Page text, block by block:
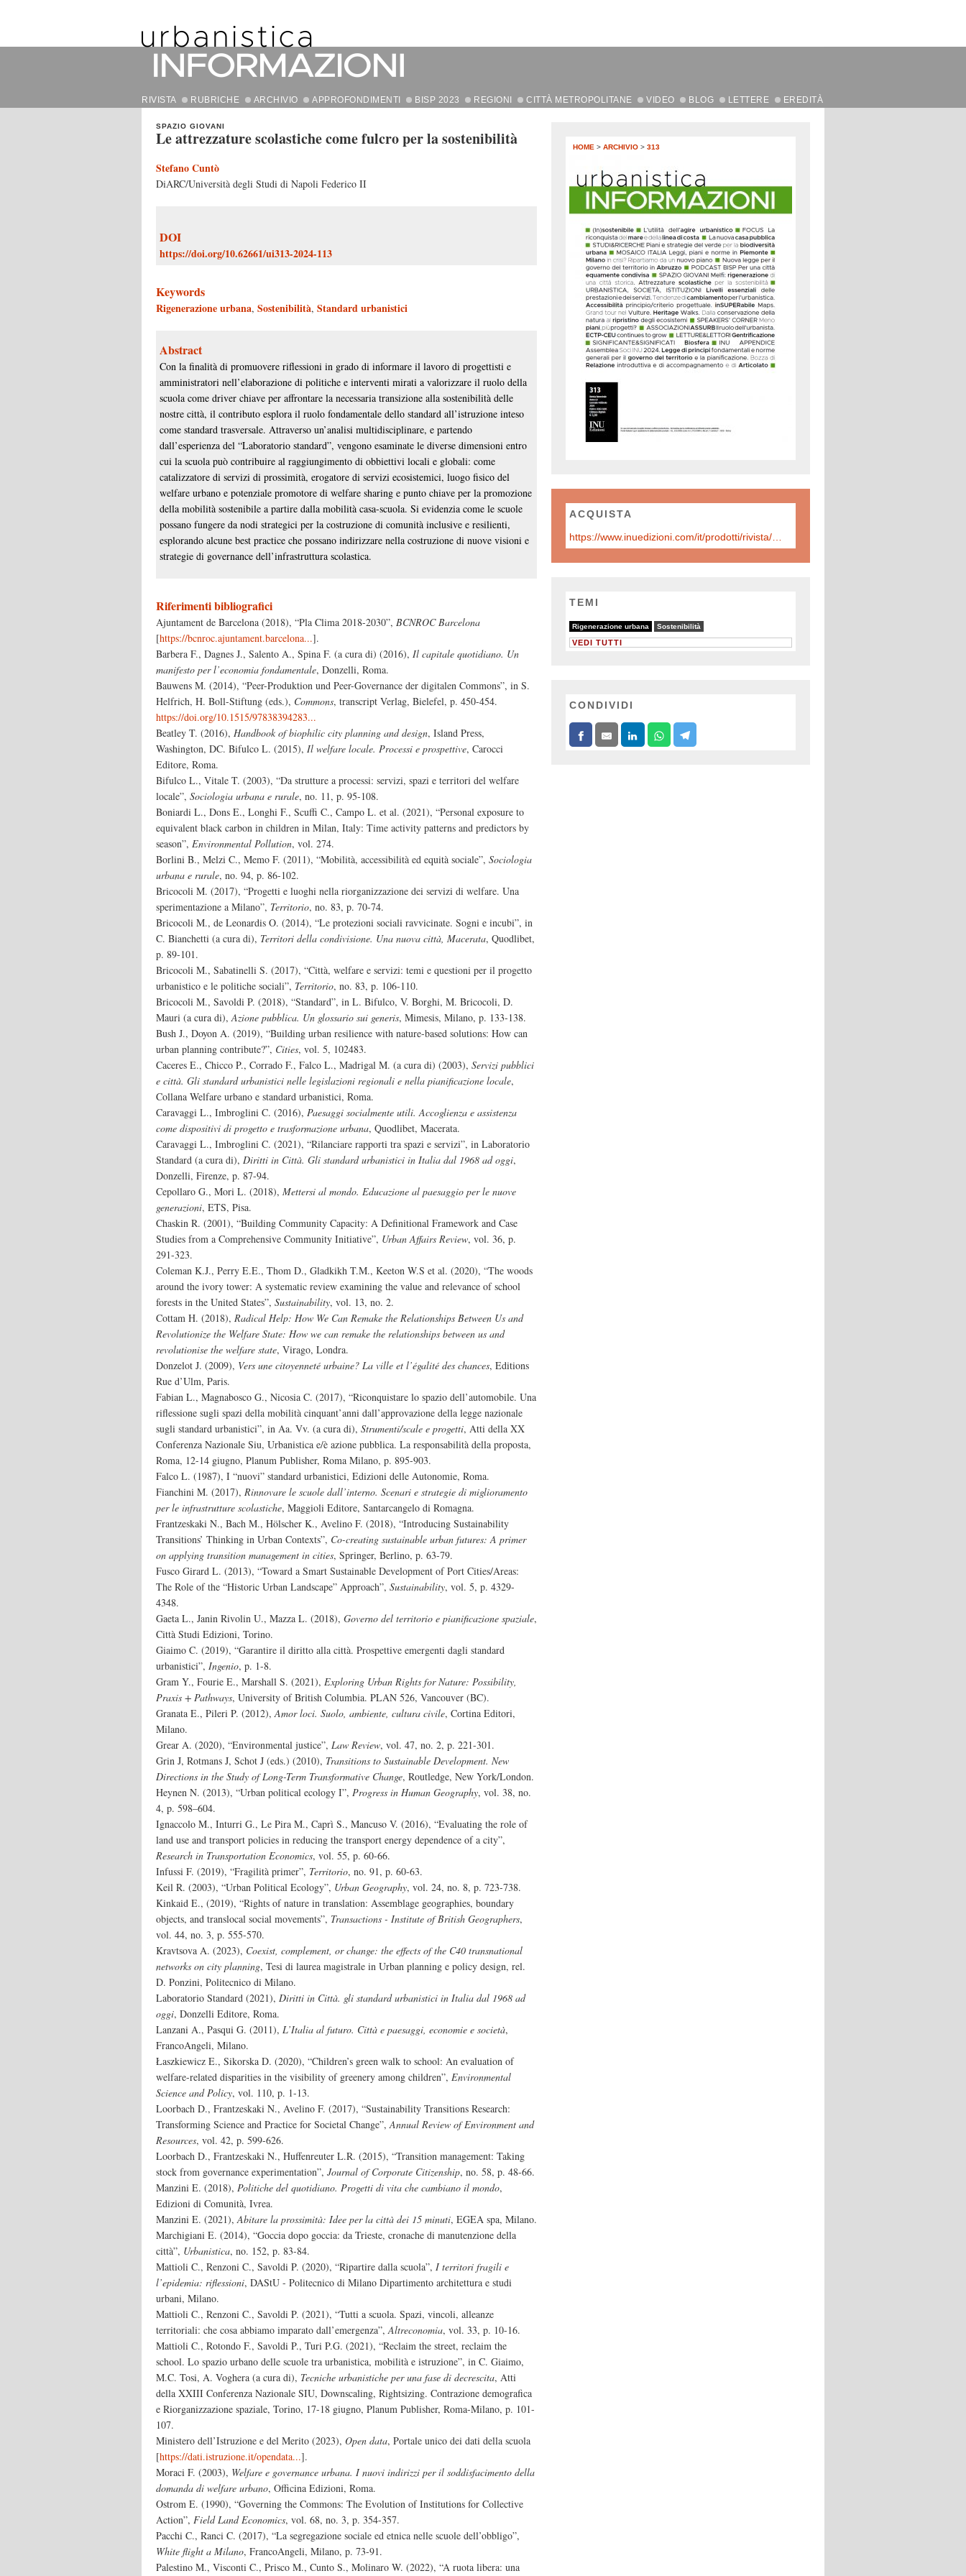
RIVISTA RUBRICHE ARCHIVIO APPROFONDIMENTI BISP 2023 REGIONI CITTÀ METROPOLITANE VIDEO BLOG LETTERE EREDITÀ
SPAZIO GIOVANI
Le attrezzature scolastiche come fulcro per la sostenibilità
Stefano Cuntò
DiARC/Università degli Studi di Napoli Federico II
DOI
https://doi.org/10.62661/ui313-2024-113
Keywords
Rigenerazione urbana, Sostenibilità, Standard urbanistici
Abstract
Con la finalità di promuovere riflessioni in grado di informare il lavoro di progettisti e
amministratori nell’elaborazione di politiche e interventi mirati a valorizzare il ruolo della
scuola come driver chiave per affrontare la necessaria transizione alla sostenibilità delle
nostre città, il contributo esplora il ruolo fondamentale dello standard all’istruzione inteso
come standard trasversale. Attraverso un’analisi multidisciplinare, e partendo
dall’esperienza del “Laboratorio standard”, vengono esaminate le diverse dimensioni entro
cui la scuola può contribuire al raggiungimento di obbiettivi locali e globali: come
catalizzatore di servizi di prossimità, erogatore di servizi ecosistemici, luogo fisico del
welfare urbano e potenziale promotore di welfare sharing e punto chiave per la promozione
della mobilità sostenibile a partire dalla mobilità casa-scuola. Si evidenzia come le scuole
possano fungere da nodi strategici per la costruzione di comunità inclusive e resilienti,
esplorando alcune best practice che possano indirizzare nella costruzione di nuove visioni e
strategie di governance dell’infrastruttura scolastica.
Riferimenti bibliografici
Ajuntament de Barcelona (2018), “Pla Clima 2018-2030”, BCNROC Barcelona
[https://bcnroc.ajuntament.barcelona...].
Barbera F., Dagnes J., Salento A., Spina F. (a cura di) (2016), Il capitale quotidiano. Un
manifesto per l’economia fondamentale, Donzelli, Roma.
Bauwens M. (2014), “Peer-Produktion und Peer-Governance der digitalen Commons”, in S.
Helfrich, H. Boll-Stiftung (eds.), Commons, transcript Verlag, Bielefel, p. 450-454.
https://doi.org/10.1515/97838394283...
Beatley T. (2016), Handbook of biophilic city planning and design, Island Press,
Washington, DC. Bifulco L. (2015), Il welfare locale. Processi e prospettive, Carocci
Editore, Roma.
Bifulco L., Vitale T. (2003), “Da strutture a processi: servizi, spazi e territori del welfare
locale”, Sociologia urbana e rurale, no. 11, p. 95-108.
Boniardi L., Dons E., Longhi F., Scuffi C., Campo L. et al. (2021), “Personal exposure to
equivalent black carbon in children in Milan, Italy: Time activity patterns and predictors by
season”, Environmental Pollution, vol. 274.
Borlini B., Melzi C., Memo F. (2011), “Mobilità, accessibilità ed equità sociale”, Sociologia
urbana e rurale, no. 94, p. 86-102.
Bricocoli M. (2017), “Progetti e luoghi nella riorganizzazione dei servizi di welfare. Una
sperimentazione a Milano”, Territorio, no. 83, p. 70-74.
Bricocoli M., de Leonardis O. (2014), “Le protezioni sociali ravvicinate. Sogni e incubi”, in
C. Bianchetti (a cura di), Territori della condivisione. Una nuova città, Macerata, Quodlibet,
p. 89-101.
Bricocoli M., Sabatinelli S. (2017), “Città, welfare e servizi: temi e questioni per il progetto
urbanistico e le politiche sociali”, Territorio, no. 83, p. 106-110.
Bricocoli M., Savoldi P. (2018), “Standard”, in L. Bifulco, V. Borghi, M. Bricocoli, D.
Mauri (a cura di), Azione pubblica. Un glossario sui generis, Mimesis, Milano, p. 133-138.
Bush J., Doyon A. (2019), “Building urban resilience with nature-based solutions: How can
urban planning contribute?”, Cities, vol. 5, 102483.
Caceres E., Chicco P., Corrado F., Falco L., Madrigal M. (a cura di) (2003), Servizi pubblici
e città. Gli standard urbanistici nelle legislazioni regionali e nella pianificazione locale,
Collana Welfare urbano e standard urbanistici, Roma.
Caravaggi L., Imbroglini C. (2016), Paesaggi socialmente utili. Accoglienza e assistenza
come dispositivi di progetto e trasformazione urbana, Quodlibet, Macerata.
Caravaggi L., Imbroglini C. (2021), “Rilanciare rapporti tra spazi e servizi”, in Laboratorio
Standard (a cura di), Diritti in Città. Gli standard urbanistici in Italia dal 1968 ad oggi,
Donzelli, Firenze, p. 87-94.
Cepollaro G., Mori L. (2018), Mettersi al mondo. Educazione al paesaggio per le nuove
generazioni, ETS, Pisa.
Chaskin R. (2001), “Building Community Capacity: A Definitional Framework and Case
Studies from a Comprehensive Community Initiative”, Urban Affairs Review, vol. 36, p.
291-323.
Coleman K.J., Perry E.E., Thom D., Gladkikh T.M., Keeton W.S et al. (2020), “The woods
around the ivory tower: A systematic review examining the value and relevance of school
forests in the United States”, Sustainability, vol. 13, no. 2.
Cottam H. (2018), Radical Help: How We Can Remake the Relationships Between Us and
Revolutionize the Welfare State: How we can remake the relationships between us and
revolutionise the welfare state, Virago, Londra.
Donzelot J. (2009), Vers une citoyenneté urbaine? La ville et l’égalité des chances, Editions
Rue d’Ulm, Paris.
Fabian L., Magnabosco G., Nicosia C. (2017), “Riconquistare lo spazio dell’automobile. Una
riflessione sugli spazi della mobilità cinquant’anni dall’approvazione della legge nazionale
sugli standard urbanistici”, in Aa. Vv. (a cura di), Strumenti/scale e progetti, Atti della XX
Conferenza Nazionale Siu, Urbanistica e/è azione pubblica. La responsabilità della proposta,
Roma, 12-14 giugno, Planum Publisher, Roma Milano, p. 895-903.
Falco L. (1987), I “nuovi” standard urbanistici, Edizioni delle Autonomie, Roma.
Fianchini M. (2017), Rinnovare le scuole dall’interno. Scenari e strategie di miglioramento
per le infrastrutture scolastiche, Maggioli Editore, Santarcangelo di Romagna.
Frantzeskaki N., Bach M., Hölscher K., Avelino F. (2018), “Introducing Sustainability
Transitions’ Thinking in Urban Contexts”, Co-creating sustainable urban futures: A primer
on applying transition management in cities, Springer, Berlino, p. 63-79.
Fusco Girard L. (2013), “Toward a Smart Sustainable Development of Port Cities/Areas:
The Role of the “Historic Urban Landscape” Approach”, Sustainability, vol. 5, p. 4329-
4348.
Gaeta L., Janin Rivolin U., Mazza L. (2018), Governo del territorio e pianificazione spaziale,
Città Studi Edizioni, Torino.
Giaimo C. (2019), “Garantire il diritto alla città. Prospettive emergenti dagli standard
urbanistici”, Ingenio, p. 1-8.
Gram Y., Fourie E., Marshall S. (2021), Exploring Urban Rights for Nature: Possibility,
Praxis + Pathways, University of British Columbia. PLAN 526, Vancouver (BC).
Granata E., Pileri P. (2012), Amor loci. Suolo, ambiente, cultura civile, Cortina Editori,
Milano.
Grear A. (2020), “Environmental justice”, Law Review, vol. 47, no. 2, p. 221-301.
Grin J, Rotmans J, Schot J (eds.) (2010), Transitions to Sustainable Development. New
Directions in the Study of Long-Term Transformative Change, Routledge, New York/London.
Heynen N. (2013), “Urban political ecology I”, Progress in Human Geography, vol. 38, no.
4, p. 598–604.
Ignaccolo M., Inturri G., Le Pira M., Caprì S., Mancuso V. (2016), “Evaluating the role of
land use and transport policies in reducing the transport energy dependence of a city”,
Research in Transportation Economics, vol. 55, p. 60-66.
Infussi F. (2019), “Fragilità primer”, Territorio, no. 91, p. 60-63.
Keil R. (2003), “Urban Political Ecology”, Urban Geography, vol. 24, no. 8, p. 723-738.
Kinkaid E., (2019), “Rights of nature in translation: Assemblage geographies, boundary
objects, and translocal social movements”, Transactions - Institute of British Geographers,
vol. 44, no. 3, p. 555-570.
Kravtsova A. (2023), Coexist, complement, or change: the effects of the C40 transnational
networks on city planning, Tesi di laurea magistrale in Urban planning e policy design, rel.
D. Ponzini, Politecnico di Milano.
Laboratorio Standard (2021), Diritti in Città. gli standard urbanistici in Italia dal 1968 ad
oggi, Donzelli Editore, Roma.
Lanzani A., Pasqui G. (2011), L’Italia al futuro. Città e paesaggi, economie e società,
FrancoAngeli, Milano.
Łaszkiewicz E., Sikorska D. (2020), “Children’s green walk to school: An evaluation of
welfare-related disparities in the visibility of greenery among children”, Environmental
Science and Policy, vol. 110, p. 1-13.
Loorbach D., Frantzeskaki N., Avelino F. (2017), “Sustainability Transitions Research:
Transforming Science and Practice for Societal Change”, Annual Review of Environment and
Resources, vol. 42, p. 599-626.
Loorbach D., Frantzeskaki N., Huffenreuter L.R. (2015), “Transition management: Taking
stock from governance experimentation”, Journal of Corporate Citizenship, no. 58, p. 48-66.
Manzini E. (2018), Politiche del quotidiano. Progetti di vita che cambiano il mondo,
Edizioni di Comunità, Ivrea.
Manzini E. (2021), Abitare la prossimità: Idee per la città dei 15 minuti, EGEA spa, Milano.
Marchigiani E. (2014), “Goccia dopo goccia: da Trieste, cronache di manutenzione della
città”, Urbanistica, no. 152, p. 83-84.
Mattioli C., Renzoni C., Savoldi P. (2020), “Ripartire dalla scuola”, I territori fragili e
l’epidemia: riflessioni, DAStU - Politecnico di Milano Dipartimento architettura e studi
urbani, Milano.
Mattioli C., Renzoni C., Savoldi P. (2021), “Tutti a scuola. Spazi, vincoli, alleanze
territoriali: che cosa abbiamo imparato dall’emergenza”, Altreconomia, vol. 33, p. 10-16.
Mattioli C., Rotondo F., Savoldi P., Turi P.G. (2021), “Reclaim the street, reclaim the
school. Lo spazio urbano delle scuole tra urbanistica, mobilità e istruzione”, in C. Giaimo,
M.C. Tosi, A. Voghera (a cura di), Tecniche urbanistiche per una fase di decrescita, Atti
della XXIII Conferenza Nazionale SIU, Downscaling, Rightsizing. Contrazione demografica
e Riorganizzazione spaziale, Torino, 17-18 giugno, Planum Publisher, Roma-Milano, p. 101-
107.
Ministero dell’Istruzione e del Merito (2023), Open data, Portale unico dei dati della scuola
[https://dati.istruzione.it/opendata...].
Moraci F. (2003), Welfare e governance urbana. I nuovi indirizzi per il soddisfacimento della
domanda di welfare urbano, Officina Edizioni, Roma.
Ostrom E. (1990), “Governing the Commons: The Evolution of Institutions for Collective
Action”, Field Land Economics, vol. 68, no. 3, p. 354-357.
Pacchi C., Ranci C. (2017), “La segregazione sociale ed etnica nelle scuole dell’obbligo”,
White flight a Milano, FrancoAngeli, Milano, p. 73-91.
Palestino M., Visconti C., Prisco M., Cunto S., Molinaro W. (2022), “A ruota libera: una
HOME > ARCHIVIO > 313
ACQUISTA
TEMI
Rigenerazione urbana
82/82 Sostenibilità
67/82
VEDI TUTTI
CONDIVIDI